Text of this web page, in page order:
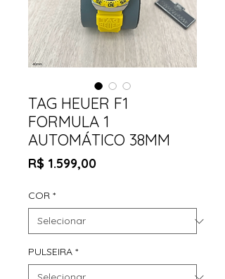
TAG HEUER F1
FORMULA 1
AUTOMÁTICO 38MM
R$ 1.599,00Preço
COR *
PULSEIRA *